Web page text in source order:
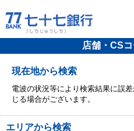
店舗・CS
現在地から検索
電波の状況等により検索結果に誤差
じる場合がございます。
エリアから検索